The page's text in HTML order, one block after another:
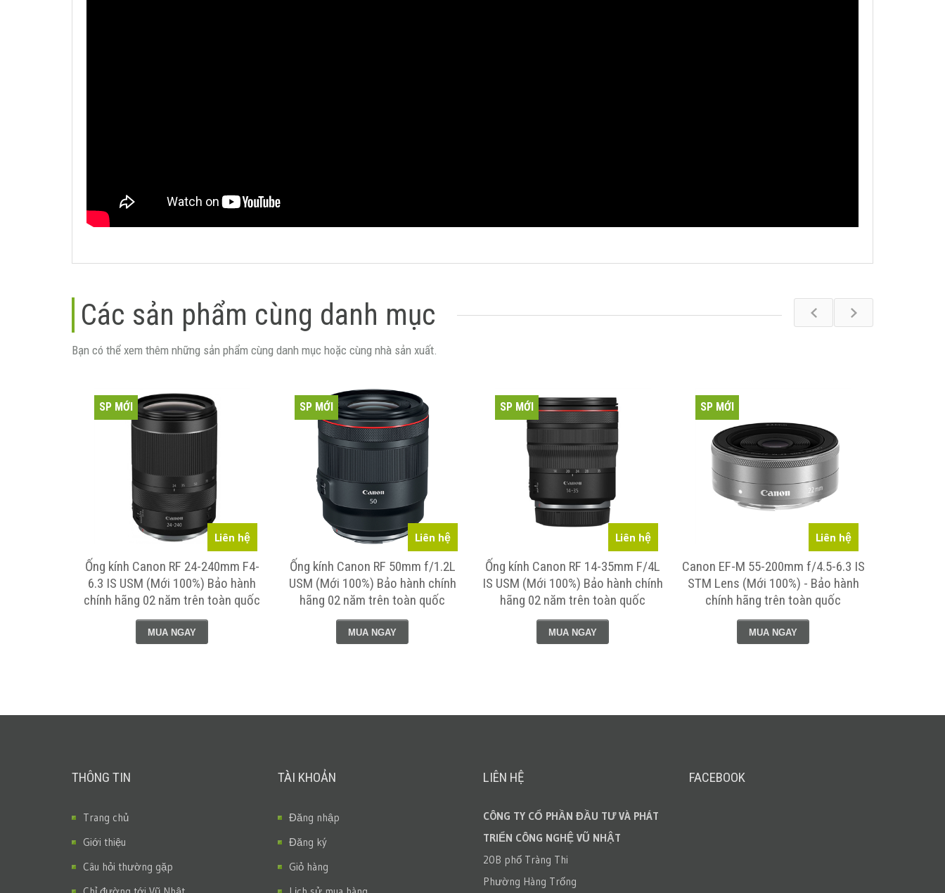
Các sản phẩm cùng danh mục
Bạn có thể xem thêm những sản phẩm cùng danh mục hoặc cùng nhà sản xuất.
Liên hệ
SP MỚI
Ống kính Canon RF 24-240mm F4-
6.3 IS USM (Mới 100%) Bảo hành
chính hãng 02 năm trên toàn quốc
MUA NGAY
Liên hệ
SP MỚI
Ống kính Canon RF 50mm f/1.2L
USM (Mới 100%) Bảo hành chính
hãng 02 năm trên toàn quốc
MUA NGAY
Liên hệ
SP MỚI
Ống kính Canon RF 14-35mm F/4L
IS USM (Mới 100%) Bảo hành chính
hãng 02 năm trên toàn quốc
MUA NGAY
Liên hệ
SP MỚI
Canon EF-M 55-200mm f/4.5-6.3 IS
STM Lens (Mới 100%) - Bảo hành
chính hãng trên toàn quốc
MUA NGAY
THÔNG TIN
Trang chủ
Giới thiệu
Câu hỏi thường gặp
TÀI KHOẢN
Đăng nhập
Đăng ký
Giỏ hàng
LIÊN HỆ
CÔNG TY CỔ PHẦN ĐẦU TƯ VÀ PHÁT
TRIỂN CÔNG NGHỆ VŨ NHẬT
20B phố Tràng Thi
Phường Hàng Trống
FACEBOOK